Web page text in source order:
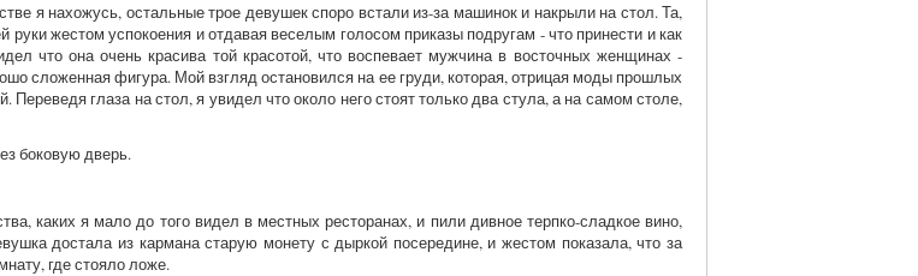
я нахожусь, остальные трое девушек споро встали из-за машинок и накрыли на стол. Та,
жестом успокоения и отдавая веселым голосом приказы подругам - что принести и как
что она очень красива той красотой, что воспевает мужчина в восточных женщинах -
сложенная фигура. Мой взгляд остановился на ее груди, которая, отрицая моды прошлых
глаза на стол, я увидел что около него стоят только два стула, а на самом столе,
боковую дверь.
каких я мало до того видел в местных ресторанах, и пили дивное терпко-сладкое вино,
достала из кармана старую монету с дыркой посередине, и жестом показала, что за
где стояло ложе.